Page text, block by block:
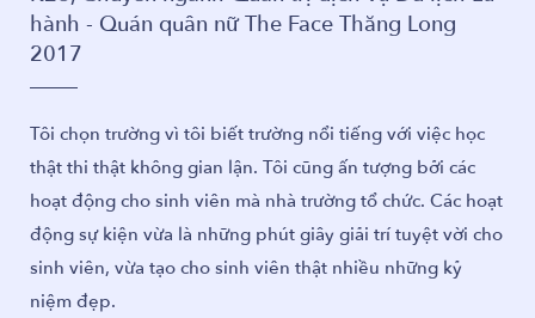
Quán quân nữ The Face Thăng Long
trường vì tôi biết trường nổi tiếng với việc học
thật không gian lận. Tôi cũng ấn tượng bởi các
cho sinh viên mà nhà trường tổ chức. Các hoạt
kiện vừa là những phút giây giải trí tuyệt vời cho
vừa tạo cho sinh viên thật nhiều những kỷ
hành - Quán quân nữ The Face Thăng Long
2017
Tôi chọn trường vì tôi biết trường nổi tiếng với việc học
thật thi thật không gian lận. Tôi cũng ấn tượng bởi các
hoạt động cho sinh viên mà nhà trường tổ chức. Các hoạt
động sự kiện vừa là những phút giây giải trí tuyệt vời cho
sinh viên, vừa tạo cho sinh viên thật nhiều những kỷ
niệm đẹp.
Quán quân nữ The Face Thăng Long
trường vì tôi biết trường nổi tiếng với việc học
thật không gian lận. Tôi cũng ấn tượng bởi các
cho sinh viên mà nhà trường tổ chức. Các hoạt
kiện vừa là những phút giây giải trí tuyệt vời cho
vừa tạo cho sinh viên thật nhiều những kỷ